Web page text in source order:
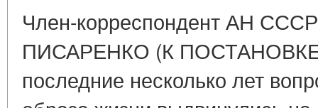
Член-корреспондент АН
ПИСАРЕНКО (К
последние несколько лет